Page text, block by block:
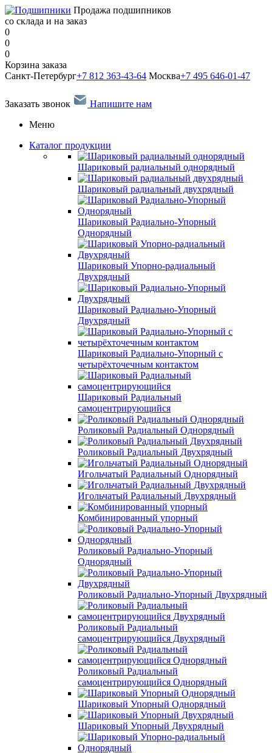
Продажа подшипников
со склада и на заказ
0
0
0
Корзина заказа
Санкт-Петербург+7 812 363-43-64 Москва+7 495 646-01-47
Заказать звонок
Напишите нам
Меню
Каталог продукции
Шариковый радиальный однорядный
Шариковый радиальный двухрядный
Шариковый Радиально-Упорный
Однорядный
Шариковый Упорно-радиальный
Двухрядный
Шариковый Радиально-Упорный
Двухрядный
Шариковый Радиально-Упорный с
четырёхточечным контактом
Шариковый Радиальный
самоцентрирующийся
Роликовый Радиальный Однорядный
Роликовый Радиальный Двухрядный
Игольчатый Радиальный Однорядный
Игольчатый Радиальный Двухрядный
Комбинированный упорный
Роликовый Радиально-Упорный
Однорядный
Роликовый Радиально-Упорный Двухрядный
Роликовый Радиальный
самоцентрирующийся Двухрядный
Роликовый Радиальный
самоцентрирующийся Однорядный
Шариковый Упорный Однорядный
Шариковый Упорный Двухрядный